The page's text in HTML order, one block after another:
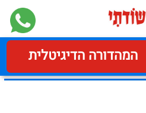
המהדורה הדיגיטלית